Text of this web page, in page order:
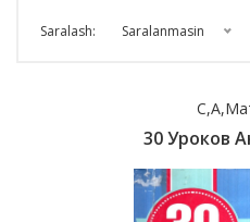
Saralash: Saralanmasin
30 Уроков